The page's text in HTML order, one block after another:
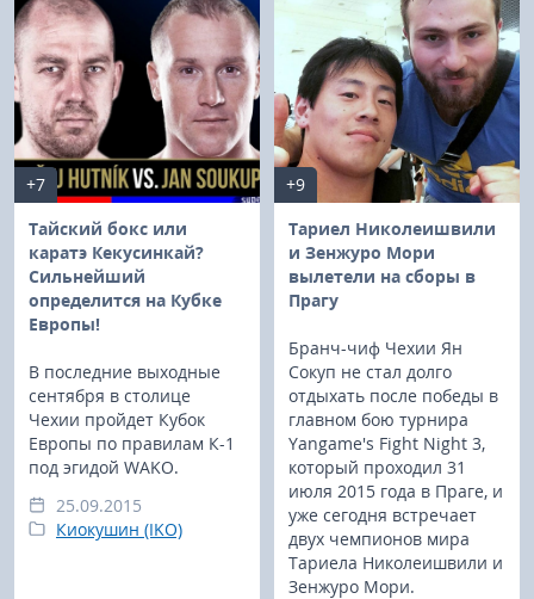
+7
Тайский бокс или
каратэ Кекусинкай?
Сильнейший
определится на Кубке
Европы!
В последние выходные
сентября в столице
Чехии пройдет Кубок
Европы по правилам К-1
под эгидой WAKO.
25.09.2015
Киокушин (IKO)
+9
Тариел Николеишвили
и Зенжуро Мори
вылетели на сборы в
Прагу
Бранч-чиф Чехии Ян
Сокуп не стал долго
отдыхать после победы в
главном бою турнира
Yangame's Fight Night 3,
который проходил 31
июля 2015 года в Праге, и
уже сегодня встречает
двух чемпионов мира
Тариела Николеишвили и
Зенжуро Мори.